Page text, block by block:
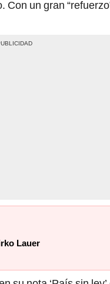
Con un gran
Lauer